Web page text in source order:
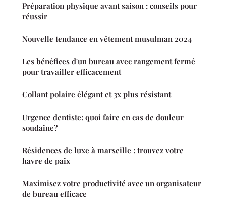
Préparation physique avant saison : conseils pour
réussir
Nouvelle tendance en vêtement musulman 2024
Les bénéfices d'un bureau avec rangement fermé
pour travailler efficacement
Collant polaire élégant et 3x plus résistant
Urgence dentiste: quoi faire en cas de douleur
soudaine?
Résidences de luxe à marseille : trouvez votre
havre de paix
Maximisez votre productivité avec un organisateur
de bureau efficace